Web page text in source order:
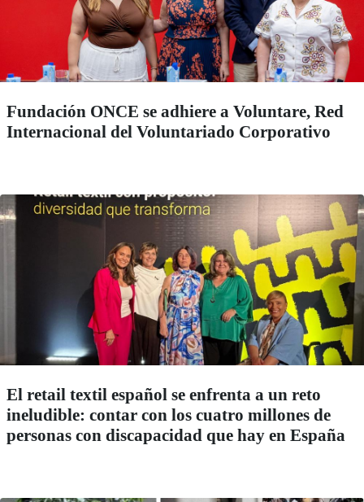
Fundación ONCE se adhiere a Voluntare, Red
Internacional del Voluntariado Corporativo
El retail textil español se enfrenta a un reto
ineludible: contar con los cuatro millones de
personas con discapacidad que hay en España